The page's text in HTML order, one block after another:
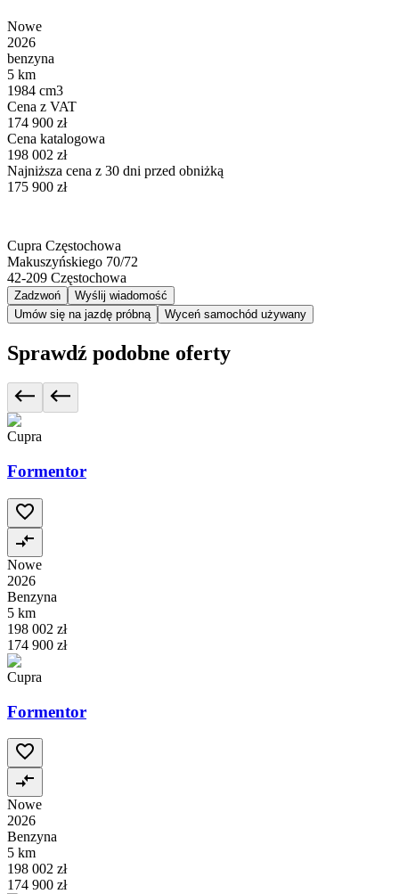
Nowe
2026
benzyna
5 km
1984 cm3
Cena z VAT
174 900 zł
Cena katalogowa
198 002 zł
Najniższa cena z 30 dni przed obniżką
175 900 zł
Cupra Częstochowa
Makuszyńskiego 70/72
42-209 Częstochowa
Zadzwoń
Wyślij wiadomość
Umów się na jazdę próbną
Wyceń samochód używany
Sprawdź podobne oferty
Cupra
Formentor
Nowe
2026
Benzyna
5 km
198 002 zł
174 900 zł
Cupra
Formentor
Nowe
2026
Benzyna
5 km
198 002 zł
174 900 zł